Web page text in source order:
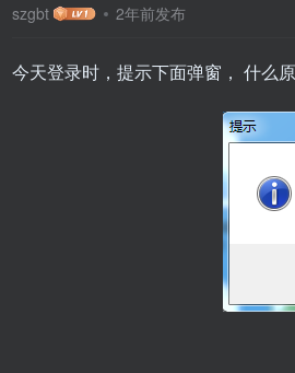
szgbt 2年前发布
今天登录时，提示下面弹窗， 什么